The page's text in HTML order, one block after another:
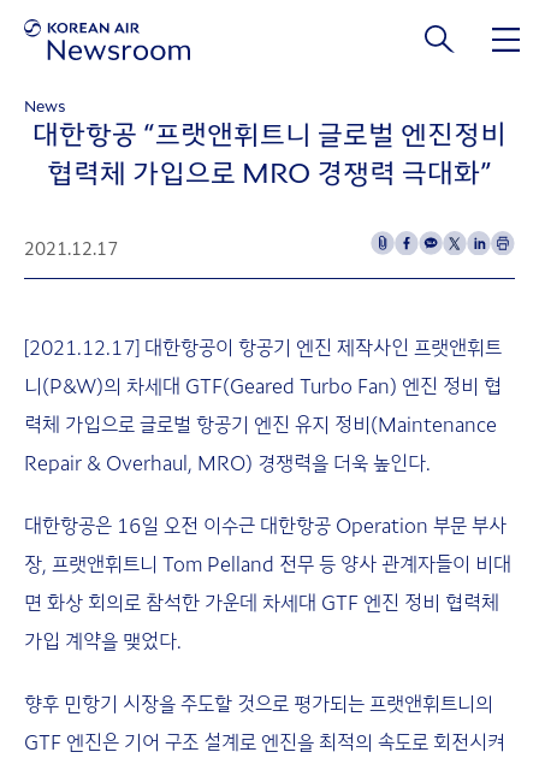
News
대한항공 “프랫앤휘트니 글로벌 엔진정비
협력체 가입으로 MRO 경쟁력 극대화”
2021.12.17
[2021.12.17] 대한항공이 항공기 엔진 제작사인 프랫앤휘트
니(P&W)의 차세대 GTF(Geared Turbo Fan) 엔진 정비 협
력체 가입으로 글로벌 항공기 엔진 유지 정비(Maintenance
Repair & Overhaul, MRO) 경쟁력을 더욱 높인다.
대한항공은 16일 오전 이수근 대한항공 Operation 부문 부사
장, 프랫앤휘트니 Tom Pelland 전무 등 양사 관계자들이 비대
면 화상 회의로 참석한 가운데 차세대 GTF 엔진 정비 협력체
가입 계약을 맺었다.
향후 민항기 시장을 주도할 것으로 평가되는 프랫앤휘트니의
GTF 엔진은 기어 구조 설계로 엔진을 최적의 속도로 회전시켜